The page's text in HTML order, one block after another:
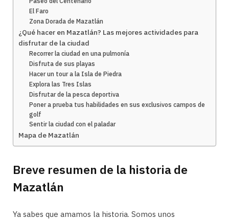
El Faro
Zona Dorada de Mazatlán
¿Qué hacer en Mazatlán? Las mejores actividades para
disfrutar de la ciudad
Recorrer la ciudad en una pulmonía
Disfruta de sus playas
Hacer un tour a la Isla de Piedra
Explora las Tres Islas
Disfrutar de la pesca deportiva
Poner a prueba tus habilidades en sus exclusivos campos de
golf
Sentir la ciudad con el paladar
Mapa de Mazatlán
Breve resumen de la historia de
Mazatlán
Ya sabes que amamos la historia. Somos unos